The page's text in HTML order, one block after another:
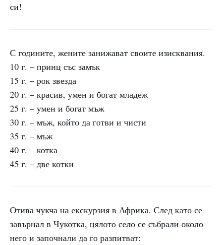
си!
С годините, жените занижават своите изисквания.
10 г. – принц със замък
15 г. – рок звезда
20 г. – красив, умен и богат младеж
25 г. – умен и богат мъж
30 г. – мъж, който да готви и чисти
35 г. – мъж
40 г. – котка
45 г. – две котки
Отива чукча на екскурзия в Африка. След като се
завърнал в Чукотка, цялото село се събрали около
него и започнали да го разпитват: